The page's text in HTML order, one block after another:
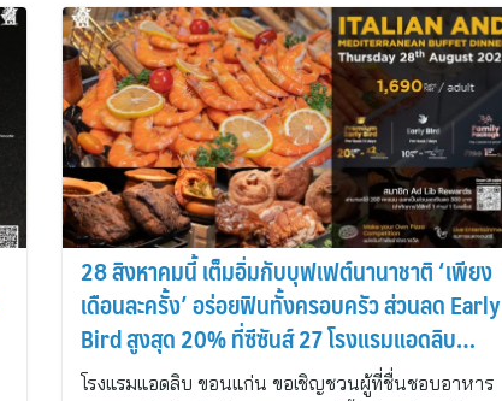
28 สิงหาคมนี้ เต็มอิ่มกับบุฟเฟต์นานาชาติ ‘เพียง
เดือนละครั้ง’ อร่อยฟินทั้งครอบครัว ส่วนลด Early
Bird สูงสุด 20% ที่ซีซันส์ 27 โรงแรมแอดลิบ
ขอนแก่น
โรงแรมแอดลิบ ขอนแก่น ขอเชิญชวนผู้ที่ชื่นชอบอาหาร